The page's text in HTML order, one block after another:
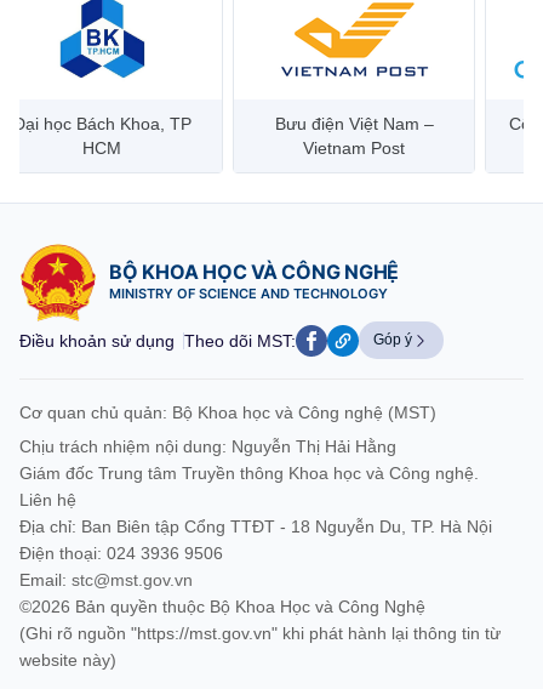
Đại học Bách Khoa, TP
HCM
Bưu điện Việt Nam –
Vietnam Post
BỘ KHOA HỌC VÀ CÔNG NGHỆ
MINISTRY OF SCIENCE AND TECHNOLOGY
Điều khoản sử dụng Theo dõi MST: Góp ý
Cơ quan chủ quản: Bộ Khoa học và Công nghệ (MST)
Chịu trách nhiệm nội dung: Nguyễn Thị Hải Hằng
Giám đốc Trung tâm Truyền thông Khoa học và Công nghệ.
Liên hệ
Địa chỉ: Ban Biên tập Cổng TTĐT - 18 Nguyễn Du, TP. Hà Nội
Điện thoại: 024 3936 9506
Email: stc@mst.gov.vn
©2026 Bản quyền thuộc Bộ Khoa Học và Công Nghệ
(Ghi rõ nguồn "https://mst.gov.vn" khi phát hành lại thông tin từ
website này)